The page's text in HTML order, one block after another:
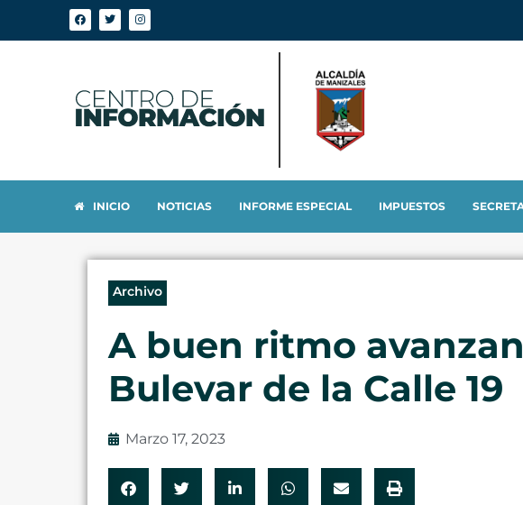
INICIO NOTICIAS INFORME ESPECIAL IMPUESTOS
Archivo
A buen ritmo
Bulevar de la Calle 19
Marzo 17, 2023